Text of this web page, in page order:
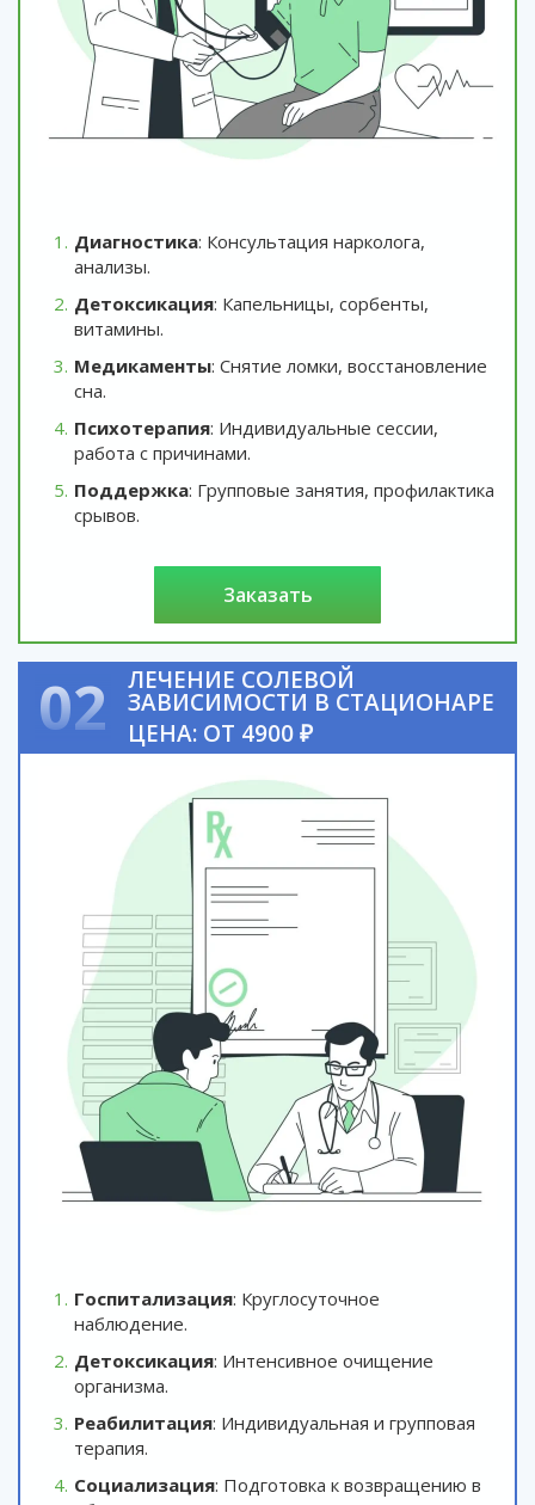
Диагностика: Консультация нарколога,
анализы.
Детоксикация: Капельницы, сорбенты,
витамины.
Медикаменты: Снятие ломки, восстановление
сна.
Психотерапия: Индивидуальные сессии,
работа с причинами.
Поддержка: Групповые занятия, профилактика
срывов.
заказать
02 ЛЕЧЕНИЕ СОЛЕВОЙ
ЗАВИСИМОСТИ В СТАЦИОНАРЕ
ЦЕНА: ОТ 4900 ₽
Госпитализация: Круглосуточное
наблюдение.
Детоксикация: Интенсивное очищение
организма.
Реабилитация: Индивидуальная и групповая
терапия.
Социализация: Подготовка к возвращению в